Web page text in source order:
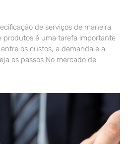
de serviços de maneira
produtos é uma tarefa importante
os custos, a demanda e a
os passos No mercado de